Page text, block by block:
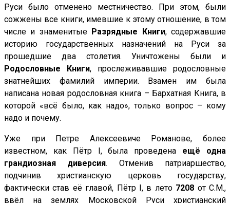
Руси было отменено местничество. При этом, были
сожжены все книги, имевшие к этому отношение, в том
числе и знаменитые Разрядные Книги, содержавшие
историю государственных назначений на Руси за
прошедшие два столетия. Уничтожены были и
Родословные Книги, прослеживавшие родословные
знатнейших фамилий империи. Взамен им была
написана новая родословная книга – Бархатная Книга, в
которой «всё было, как надо», только вопрос – кому
надо и почему.
Уже при Петре Алексеевиче Романове, более
известном, как Пётр I, была проведена ещё одна
грандиозная диверсия. Отменив патриаршество,
подчинив христианскую церковь государству,
фактически став её главой, Пётр I, в лето 7208 от С.М.,
ввёл на землях Московской Руси христианский